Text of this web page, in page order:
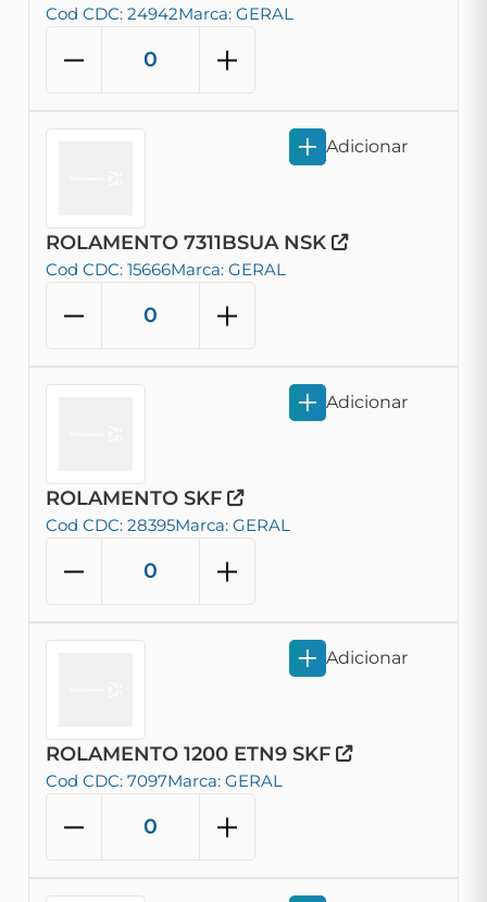
Cod CDC: 24942Marca: GERAL
ROLAMENTO 7311BSUA NSK
Cod CDC: 15666Marca: GERAL
Adicionar
ROLAMENTO SKF
Cod CDC: 28395Marca: GERAL
Adicionar
ROLAMENTO 1200 ETN9 SKF
Cod CDC: 7097Marca: GERAL
Adicionar